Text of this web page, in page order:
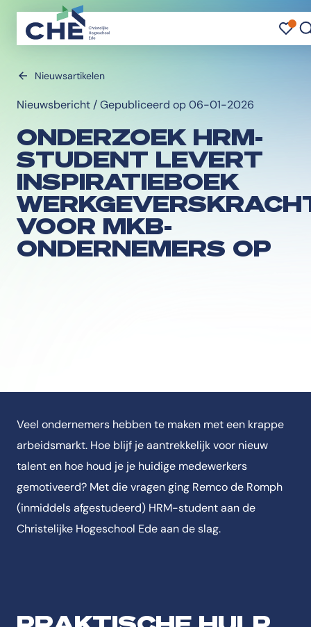
Nieuwsartikelen
Nieuwsbericht / Gepubliceerd op 06-01-2026
ONDERZOEK HRM-
STUDENT LEVERT
INSPIRATIEBOEK
VOOR MKB-
ONDERNEMERS OP
Veel ondernemers hebben te maken met een krappe
arbeidsmarkt. Hoe blijf je aantrekkelijk voor nieuw
talent en hoe houd je je huidige medewerkers
gemotiveerd? Met die vragen ging Remco de Romph
(inmiddels afgestudeerd) HRM-student aan de
Christelijke Hogeschool Ede aan de slag.